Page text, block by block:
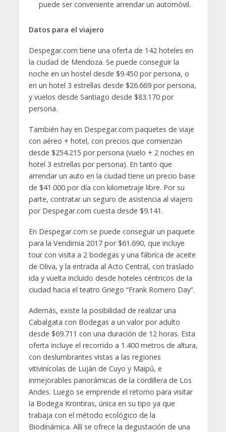
puede ser conveniente arrendar un automóvil.
Datos para el viajero
Despegar.com tiene una oferta de 142 hoteles en
la ciudad de Mendoza. Se puede conseguir la
noche en un hostel desde $9.450 por persona, o
en un hotel 3 estrellas desde $26.669 por persona,
y vuelos desde Santiago desde $83.170 por
persona.
También hay en Despegar.com paquetes de viaje
con aéreo + hotel, con precios que comienzan
desde $254.215 por persona (vuelo + 2 noches en
hotel 3 estrellas por persona). En tanto que
arrendar un auto en la ciudad tiene un precio base
de $41.000 por día con kilometraje libre. Por su
parte, contratar un seguro de asistencia al viajero
por Despegar.com cuesta desde $9.141.
En Despegar.com se puede conseguir un paquete
para la Vendimia 2017 por $61.690, que incluye
tour con visita a 2 bodegas y una fábrica de aceite
de Oliva, y la entrada al Acto Central, con traslado
ida y vuelta incluido desde hoteles céntricos de la
ciudad hacia el teatro Griego “Frank Romero Day”.
Además, existe la posibilidad de realizar una
Cabalgata con Bodegas a un valor por adulto
desde $69.711 con una duración de 12 horas. Esta
oferta incluye el recorrido a 1.400 metros de altura,
con deslumbrantes vistas a las regiones
vitivinícolas de Luján de Cuyo y Maipú, e
inmejorables panorámicas de la cordillera de Los
Andes. Luego se emprende el retorno para visitar
la Bodega Krontiras, única en su tipo ya que
trabaja con el método ecológico de la
Biodinámica. Allí se ofrece la degustación de una